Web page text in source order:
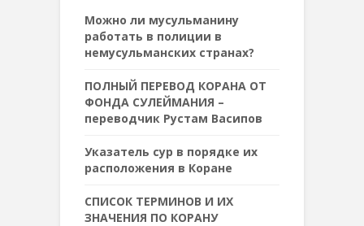
Можно ли мусульманину
работать в полиции в
немусульманских странах?
ПОЛНЫЙ ПЕРЕВОД КОРАНА ОТ
ФОНДА СУЛЕЙМАНИЯ –
переводчик Рустам Васипов
Указатель сур в порядке их
расположения в Коране
СПИСОК ТЕРМИНОВ И ИХ
ЗНАЧЕНИЯ ПО КОРАНУ